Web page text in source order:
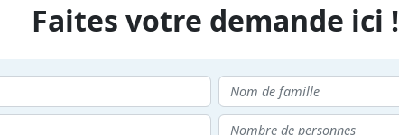
Faites votre demande ici !